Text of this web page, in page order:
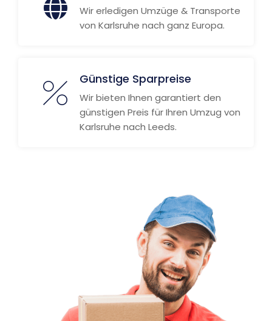
Wir erledigen Umzüge & Transporte
von Karlsruhe nach ganz Europa.
Günstige Sparpreise
Wir bieten Ihnen garantiert den
günstigen Preis für Ihren Umzug von
Karlsruhe nach Leeds.